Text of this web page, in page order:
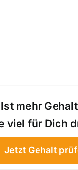
mehr
viel für Dich
Jetzt Gehalt